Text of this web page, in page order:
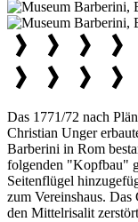
Das 1771/72 nach
Christian Unger
Barberini in Rom
folgenden "Kopfbau"
Seitenflügel
zum Vereinshaus.
den Mittelrisalit